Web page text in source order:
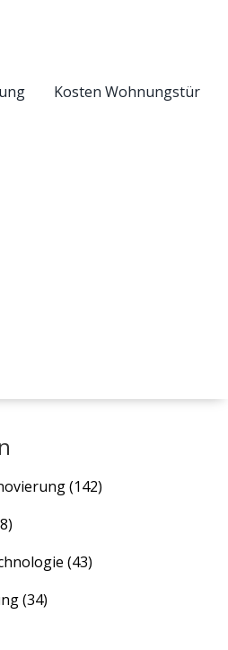
Kosten Wohnungstür
(142)
(43)
(34)